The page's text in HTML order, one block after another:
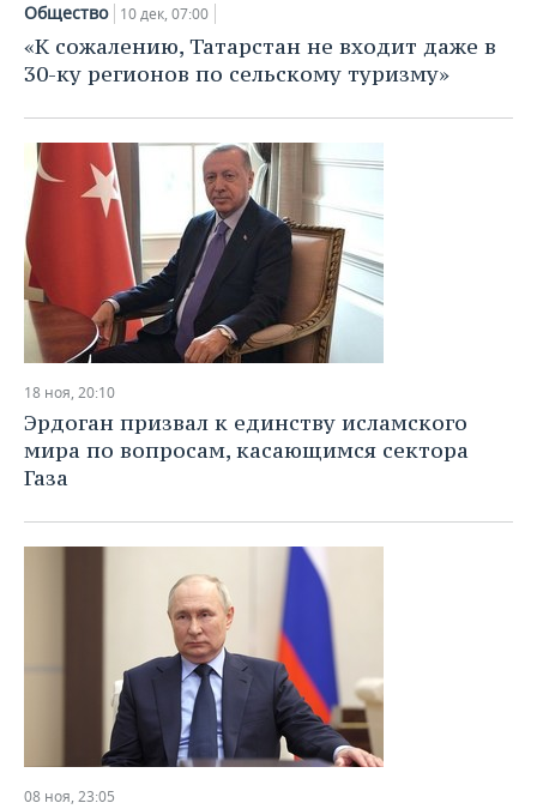
Общество 10 дек, 07:00
«К сожалению, Татарстан не входит даже в
30-ку регионов по сельскому туризму»
18 ноя, 20:10
Эрдоган призвал к единству исламского
мира по вопросам, касающимся сектора
Газа
08 ноя, 23:05